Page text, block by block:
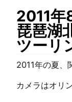
2011年
琵琶湖
ツーリ
2011年の夏、
カメラはオリ